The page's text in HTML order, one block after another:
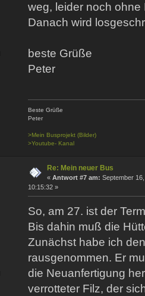
weg, leider noch ohne
Danach wird
beste Grüße
Peter
Beste Grüße
Peter
>Mein Busprojekt (Bilder)
>Youtube- Kanal
Re: Mein neuer Bus
« Antwort #7 am: September
10:15:32 »
So, am 27. ist der
Bis dahin muß die
Zunächst habe ich
rausgenommen. Er
die Neuanfertigung
verrotteter Filz, der